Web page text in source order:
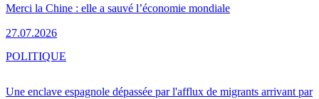
Merci la Chine : elle a sauvé l’économie mondiale
27.07.2026
Une enclave espagnole dépassée par l'afflux de migrants arrivant par
POLITIQUE